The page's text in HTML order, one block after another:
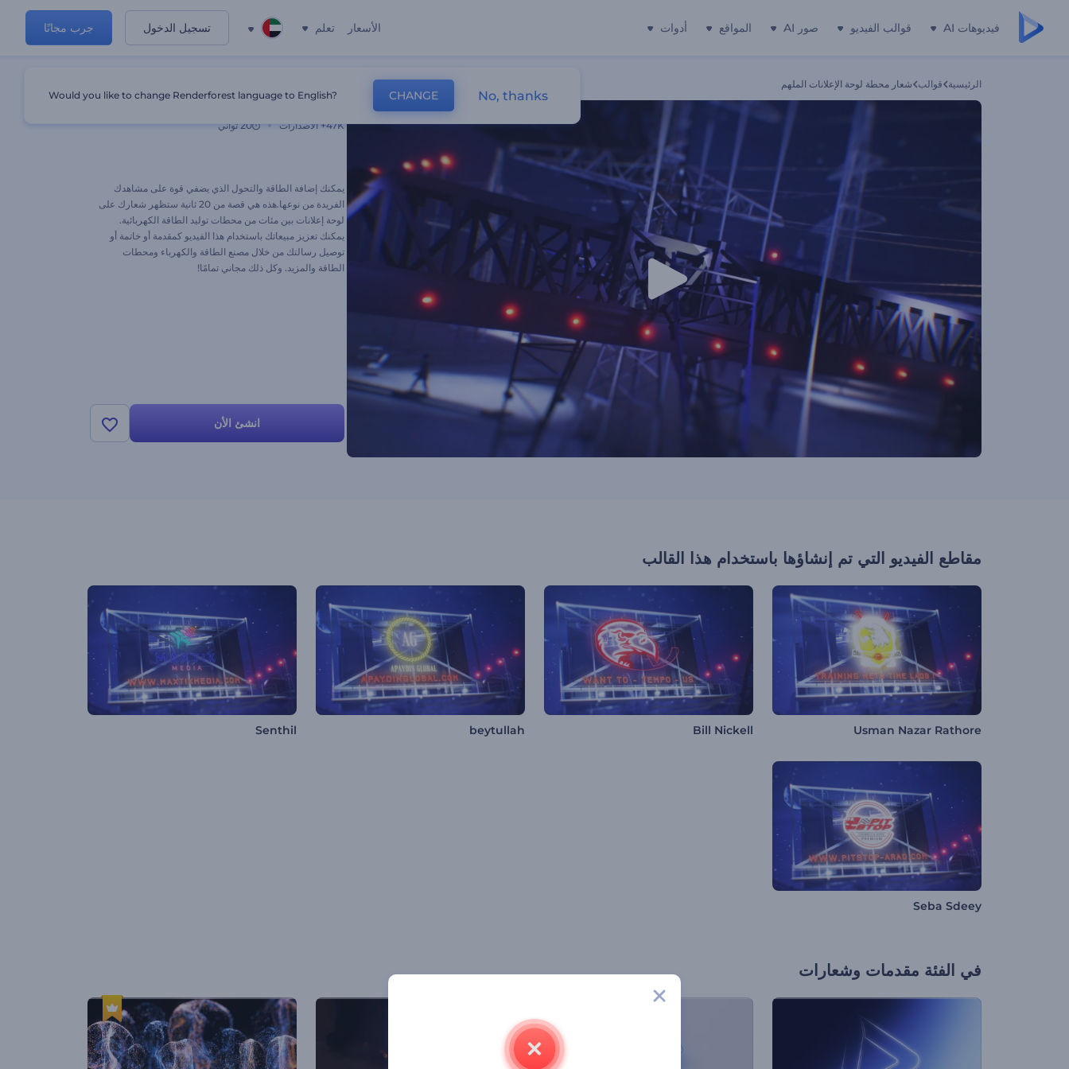
فيديوهات AI قوالب الفيديو صور AI المواقع أدوات الأسعار تعلم تسجيل الدخول جرب مجانًا
الرئيسية قوالب شعار محطة لوحة الإعلانات الملهم
47K+ الاصدارات 20 ثواني
يمكنك إضافة الطاقة والتحول الذي يضفي قوة على مشاهدك
الفريدة من نوعها.هذه هي قصة من 20 ثانية ستظهر شعارك على
لوحة إعلانات بين مئات من محطات توليد الطاقة الكهربائية.
يمكنك تعزيز مبيعاتك باستخدام هذا الفيديو كمقدمة أو خاتمة أو
توصيل رسالتك من خلال مصنع الطاقة والكهرباء ومحطات
الطاقة والمزيد. وكل ذلك مجاني تمامًا!
انشئ الأن
مقاطع الفيديو التي تم إنشاؤها باستخدام هذا القالب
Usman Nazar Rathore
Bill Nickell
beytullah
Senthil
Seba Sdeey
في الفئة مقدمات وشعارات
Would you like to change Renderforest language to English? CHANGE No, thanks